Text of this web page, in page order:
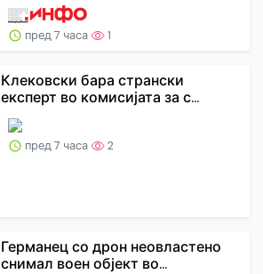
пред 7 часа 1
Клековски бара странски
експерт во комисијата за с...
пред 7 часа 2
Германец со дрон неовластено
снимал воен објект во...